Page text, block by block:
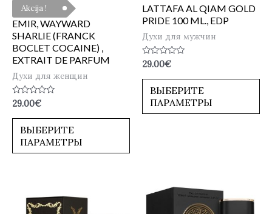
Akcija !
EMIR, WAYWARD
SHARLIE (FRANCK
BOCLET COCAINE) ,
EXTRAIT DE PARFUM
Духи для женщин
Оценка
0
из
29.00€
ВЫБЕРИТЕ
ПАРАМЕТРЫ
LATTAFA AL QIAM GOLD
PRIDE 100 ML., EDP
Духи для мужчин
Оценка
0
из
29.00€
ВЫБЕРИТЕ
ПАРАМЕТРЫ